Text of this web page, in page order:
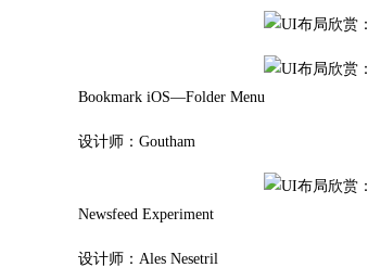
Bookmark iOS—Folder Menu
设计师：Goutham
Newsfeed Experiment
设计师：Ales Nesetril